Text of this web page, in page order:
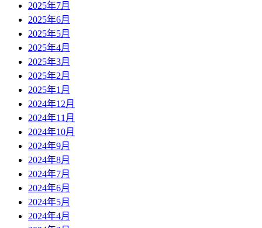
2025年7月
2025年6月
2025年5月
2025年4月
2025年3月
2025年2月
2025年1月
2024年12月
2024年11月
2024年10月
2024年9月
2024年8月
2024年7月
2024年6月
2024年5月
2024年4月